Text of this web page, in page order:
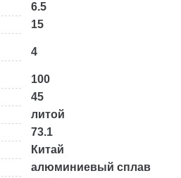
6.5
15
4
100
45
литой
73.1
Китай
алюминиевый сплав